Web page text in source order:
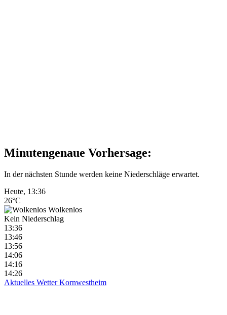
Minutengenaue Vorhersage:
In der nächsten Stunde werden keine Niederschläge erwartet.
Heute, 13:36
26°C
Wolkenlos
Kein Niederschlag
13:36
13:46
13:56
14:06
14:16
14:26
Aktuelles Wetter Kornwestheim